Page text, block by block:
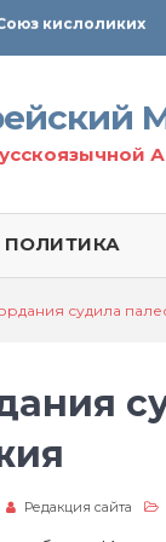
США с
Ирана до Ливана
ПОЛИТИКА
судила
Редакция сайта